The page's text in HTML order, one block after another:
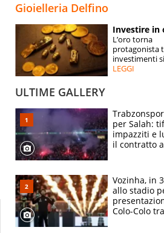
ESPERTI
CONTATTI
Gioielleria Delfino
Investire in
L’oro torna
protagonista
investimenti
LEGGI
ULTIME GALLERY
per Salah:
impazziti e
il contratto
Vozinha, in
allo stadio
Colo-Colo